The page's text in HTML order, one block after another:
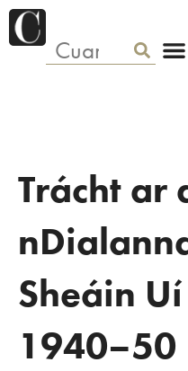
Trácht ar
Sheáin
1940–50